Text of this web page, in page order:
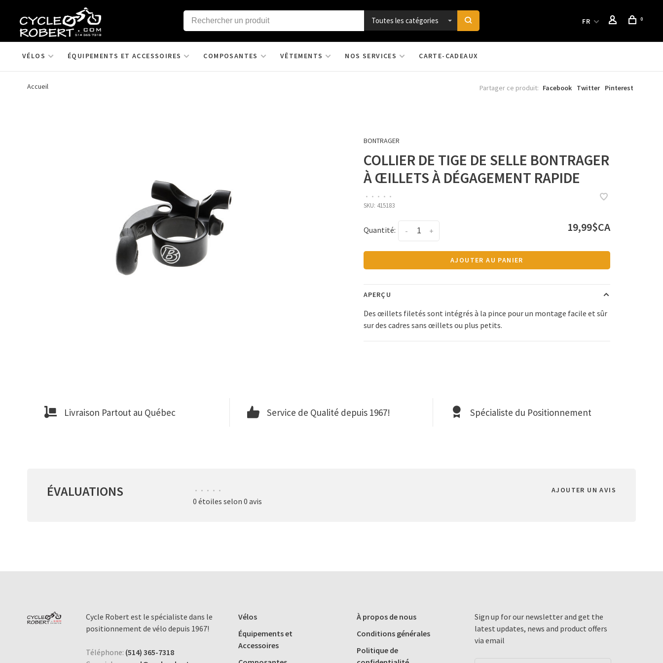
Toutes les catégories FR 0
VÉLOS ÉQUIPEMENTS ET ACCESSOIRES COMPOSANTES VÊTEMENTS NOS SERVICES CARTE-CADEAUX
Accueil Partager ce produit: Facebook Twitter Pinterest
BONTRAGER
COLLIER DE TIGE DE SELLE BONTRAGER
À ŒILLETS À DÉGAGEMENT RAPIDE
• • • • •
SKU: 415183
Quantité: +
- 19,99$CA
AJOUTER AU PANIER
APERÇU
Des œillets filetés sont intégrés à la pince pour un montage facile et sûr
sur des cadres sans œillets ou plus petits.
Livraison Partout au Québec Service de Qualité depuis 1967! Spécialiste du Positionnement
ÉVALUATIONS • • • • •
0 étoiles selon 0 avis
AJOUTER UN AVIS
Cycle Robert est le spécialiste dans le
positionnement de vélo depuis 1967!
Téléphone: (514) 365-7318
Vélos
Équipements et
Accessoires
À propos de nous
Conditions générales
Politique de
Sign up for our newsletter and get the
latest updates, news and product offers
via email